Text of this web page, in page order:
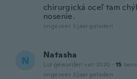
chirurgická oceľ tam
nosenie.
ongeveer 3 jaar geleden
N Natasha
Lid geworden van 2020 · 15
ongeveer 3 jaar geleden